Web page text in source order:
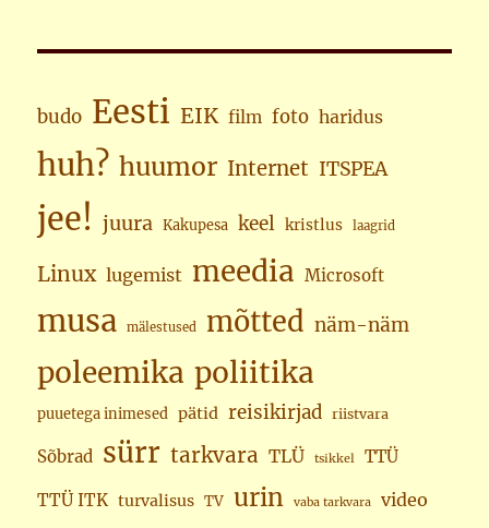
budo Eesti EIK film foto haridus
huh? huumor Internet ITSPEA
jee! juura Kakupesa keel kristlus laagrid
Linux lugemist meedia Microsoft
musa mälestused mõtted näm-näm
poleemika poliitika
puuetega inimesed pätid reisikirjad riistvara
Sõbrad sürr tarkvara TLÜ tsikkel TTÜ
TTÜ ITK turvalisus TV urin vaba tarkvara video